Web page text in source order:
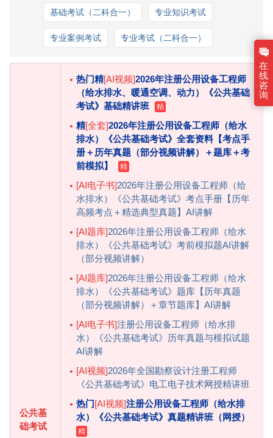
基础考试（二科合一） 专业知识考试
专业案例考试 专业考试（二科合一）
公共基
础考试
热门精[AI视频]2026年注册公用设备工程师
（给水排水、暖通空调、动力）《公共基础
考试》基础精讲班
精[全套]2026年注册公用设备工程师（给水
排水）《公共基础考试》全套资料【考点手
册＋历年真题（部分视频讲解）＋题库＋考
前模拟】
[AI电子书]2026年注册公用设备工程师（给
水排水）《公共基础考试》考点手册【历年
高频考点＋精选典型真题】AI讲解
[AI题库]2026年注册公用设备工程师（给水
排水）《公共基础考试》考前模拟题AI讲解
（部分视频讲解）
[AI题库]2026年注册公用设备工程师（给水
排水）《公共基础考试》题库【历年真题
（部分视频讲解）＋章节题库】AI讲解
[AI电子书]注册公用设备工程师（给水排
水）《公共基础考试》历年真题与模拟试题
AI讲解
[AI视频]2026年全国勘察设计注册工程师
《公共基础考试》电工电子技术网授精讲班
热门[AI视频]注册公用设备工程师（给水排
水）《公共基础考试》真题精讲班（网授）
在
线
咨
询